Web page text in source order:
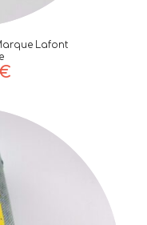
Lafont
actuel
est :
41,00€.